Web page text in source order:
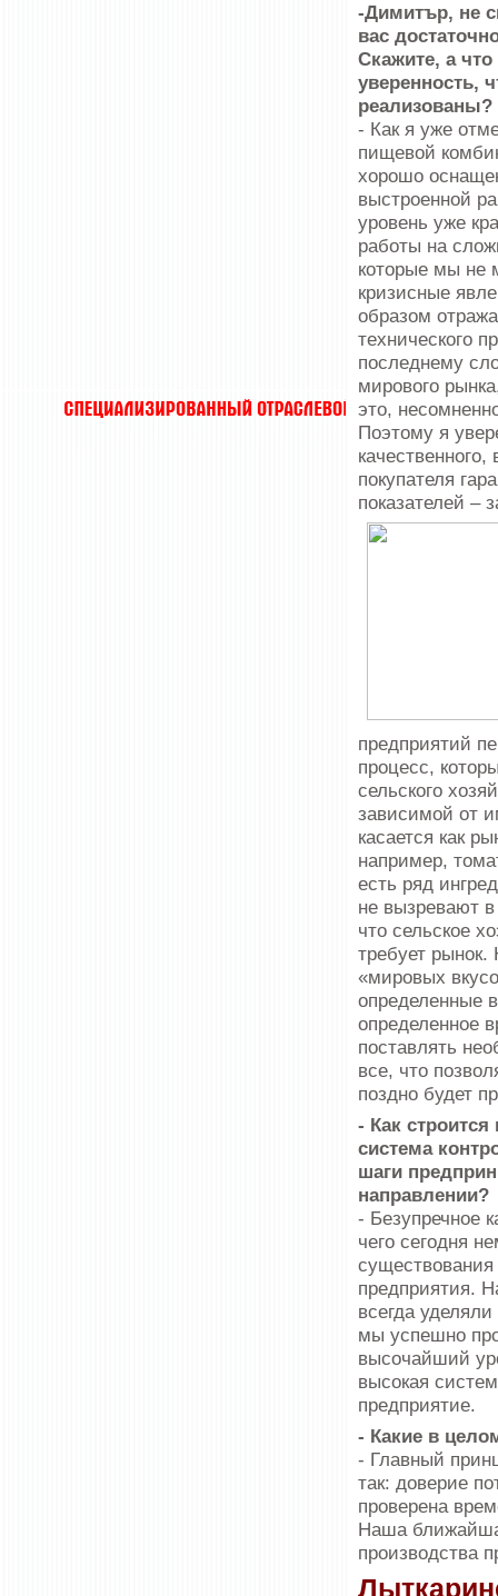
-Димитър, не
вас
Скажите, а
уверенность,
реализованы?
- Как я уже
пищевой
хорошо
выстроенной
уровень уже
работы на
которые мы не
кризисные
образом
технического
последнему
мирового
это,
Поэтому я
покупателя
показателей –
предприятий
процесс,
сельского
зависимой от
касается как
например,
есть ряд
не вызревают
что сельское
требует рынок.
«мировых
определенные
определенное
поставлять
все, что
поздно будет
- Как
система
шаги
направлении?
- Безупречное
чего сегодня
существования
предприятия.
всегда
мы успешно
высочайший
высокая
предприятие.
- Какие в
- Главный
так: доверие
проверена
Наша
производства